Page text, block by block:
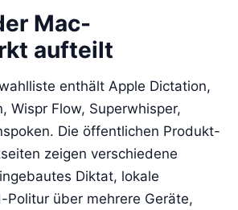
Mac-
aufteilt
enthält Apple Dictation,
Wispr Flow, Superwhisper,
Die öffentlichen Produkt-
zeigen verschiedene
Diktat, lokale
Politur über mehrere Geräte,